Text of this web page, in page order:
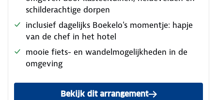
schilderachtige dorpen
inclusief dagelijks Boekelo's momentje: hapje
van de chef in het hotel
mooie fiets- en wandelmogelijkheden in de
omgeving
Bekijk dit arrangement